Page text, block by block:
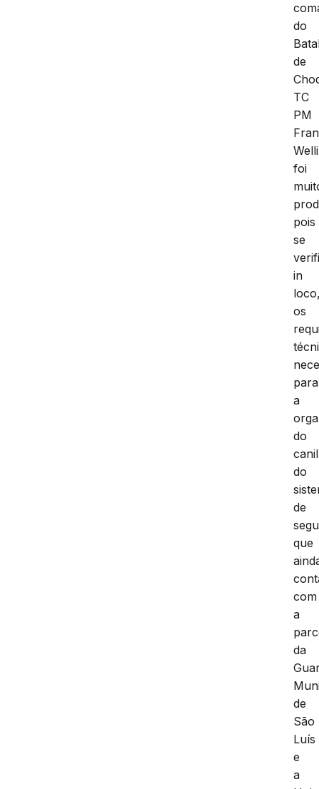
do
de
TC
PM
foi
pois
se
in
os
para
a
do
canil
do
de
que
com
a
da
de
São
Luís
e
a